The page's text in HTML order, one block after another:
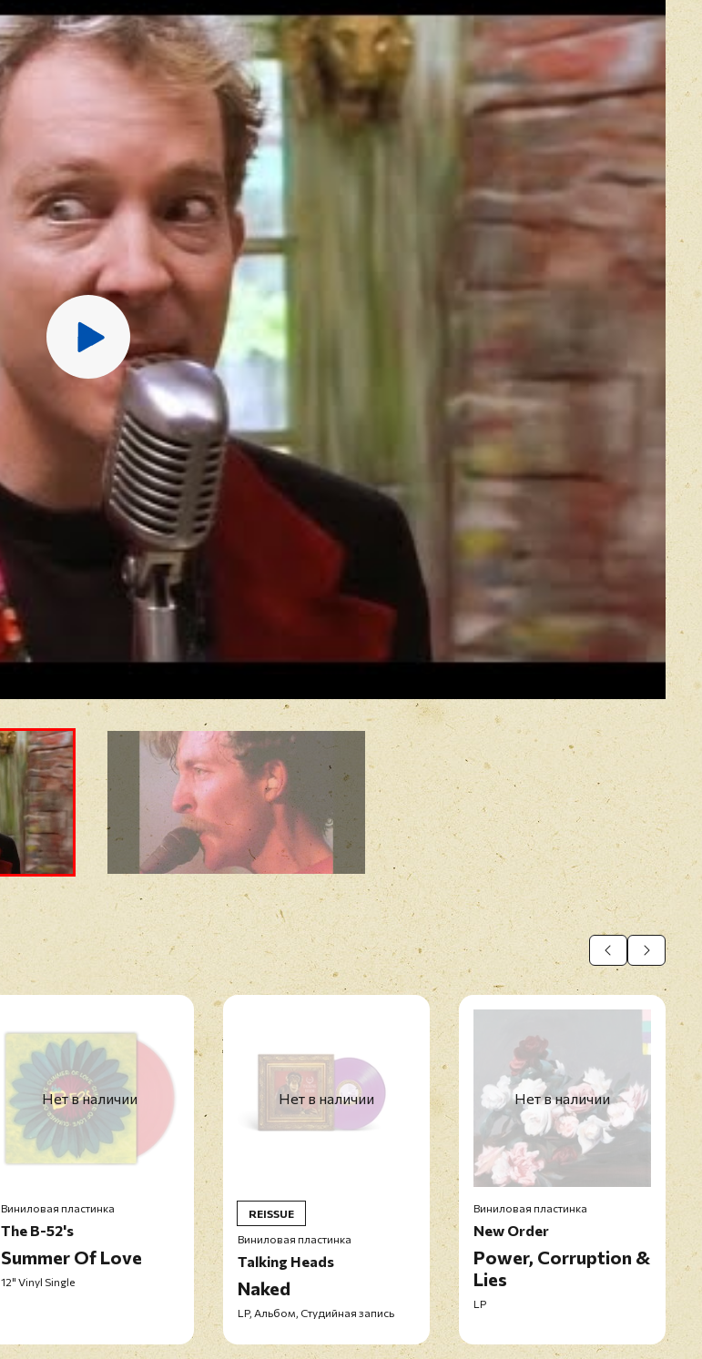
Прикрепить фото
Перед публикацией отзывы проходят модерацию
Нет в наличии
Виниловая пластинка
The B-52's
Summer Of Love
12" Vinyl Single
Нет в наличии
REISSUE
Виниловая пластинка
Talking Heads
Naked
LP, Альбом, Студийная запись
Нет в наличии
Виниловая пластинка
New Order
Power, Corruption &
Lies
LP